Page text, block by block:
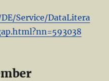
Service/DataLitera